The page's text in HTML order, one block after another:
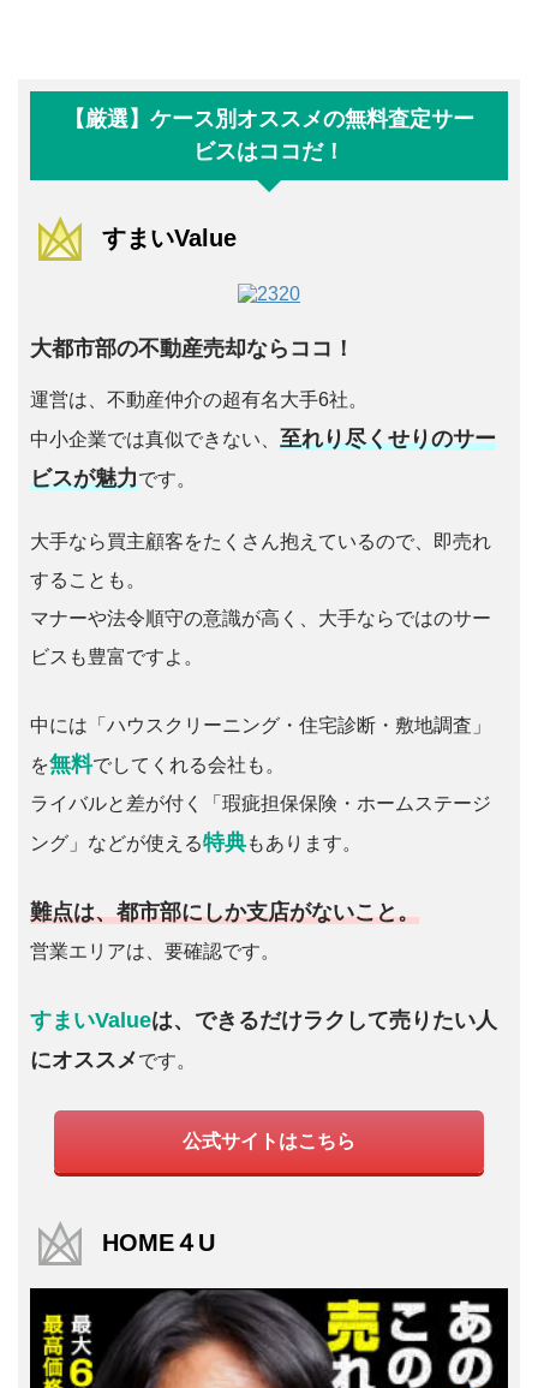
【厳選】ケース別オススメの無料査定サー
ビスはココだ！
すまいValue
大都市部の不動産売却ならココ！
運営は、不動産仲介の超有名大手6社。
中小企業では真似できない、 至れり尽くせりのサー
ビスが魅力です。
大手なら買主顧客をたくさん抱えているので、即売れ
することも。
マナーや法令順守の意識が高く、大手ならではのサー
ビスも豊富ですよ。
中には「ハウスクリーニング・住宅診断・敷地調査」
を無料でしてくれる会社も。
ライバルと差が付く「瑕疵担保保険・ホームステージ
ング」などが使える特典もあります。
難点は、都市部にしか支店がないこと。
営業エリアは、要確認です。
すまいValueは、できるだけラクして売りたい人
にオススメです。
公式サイトはこちら
HOME４U